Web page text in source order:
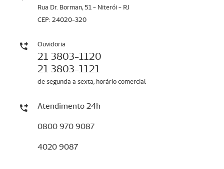
Rua Dr. Borman, 51 - Niterói - RJ
CEP: 24020-320
Ouvidoria
21 3803-1120
21 3803-1121
de segunda a sexta, horário comercial
Atendimento 24h
0800 970 9087
4020 9087